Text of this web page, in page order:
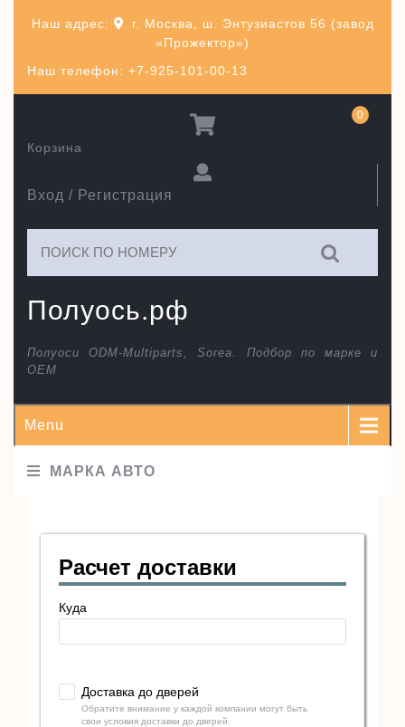
Наш телефон: +7-925-101-00-13
Наш адрес:
г. Москва, ш. Энтузиастов 56 (завод
«Прожектор»)
Полуось.рф
Полуоси ODM-Multiparts, Sorea. Подбор по марке и
ОЕМ
Вход / Регистрация
Корзина
0
Menu
МАРКА АВТО
Расчет доставки
Куда
Доставка до дверей
Обратите внимание у каждой компании могут быть
свои условия доставки до дверей.